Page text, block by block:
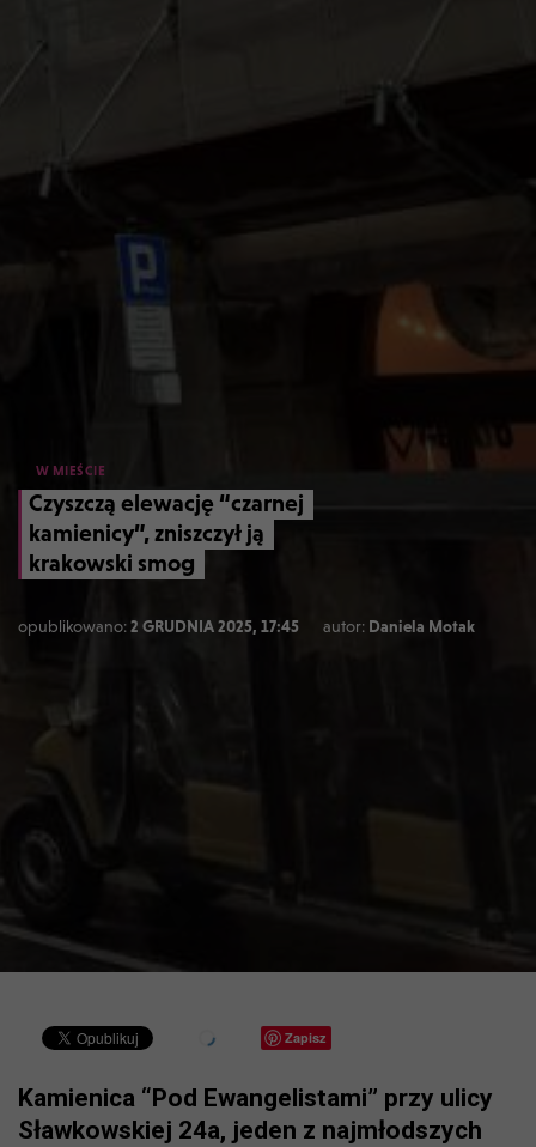
W MIEŚCIE
Czyszczą elewację “czarnej
kamienicy”, zniszczył ją
krakowski smog
opublikowano:2 GRUDNIA 2025, 17:45 autor: Daniela Motak
Zapisz
Kamienica “Pod Ewangelistami” przy ulicy
Sławkowskiej 24a, jeden z najmłodszych